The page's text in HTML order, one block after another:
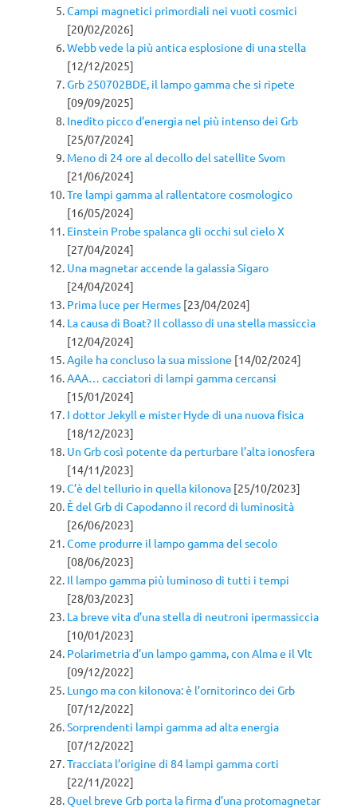
Campi magnetici primordiali nei vuoti cosmici
[20/02/2026]
Webb vede la più antica esplosione di una stella
[12/12/2025]
Grb 250702BDE, il lampo gamma che si ripete
[09/09/2025]
Inedito picco d’energia nel più intenso dei Grb
[25/07/2024]
Meno di 24 ore al decollo del satellite Svom
[21/06/2024]
Tre lampi gamma al rallentatore cosmologico
[16/05/2024]
Einstein Probe spalanca gli occhi sul cielo X
[27/04/2024]
Una magnetar accende la galassia Sigaro
[24/04/2024]
Prima luce per Hermes [23/04/2024]
La causa di Boat? Il collasso di una stella massiccia
[12/04/2024]
Agile ha concluso la sua missione [14/02/2024]
AAA… cacciatori di lampi gamma cercansi
[15/01/2024]
I dottor Jekyll e mister Hyde di una nuova fisica
[18/12/2023]
Un Grb così potente da perturbare l’alta ionosfera
[14/11/2023]
C’è del tellurio in quella kilonova [25/10/2023]
È del Grb di Capodanno il record di luminosità
[26/06/2023]
Come produrre il lampo gamma del secolo
[08/06/2023]
Il lampo gamma più luminoso di tutti i tempi
[28/03/2023]
La breve vita d’una stella di neutroni ipermassiccia
[10/01/2023]
Polarimetria d’un lampo gamma, con Alma e il Vlt
[09/12/2022]
Lungo ma con kilonova: è l’ornitorinco dei Grb
[07/12/2022]
Sorprendenti lampi gamma ad alta energia
[07/12/2022]
Tracciata l’origine di 84 lampi gamma corti
[22/11/2022]
Quel breve Grb porta la firma d’una protomagnetar